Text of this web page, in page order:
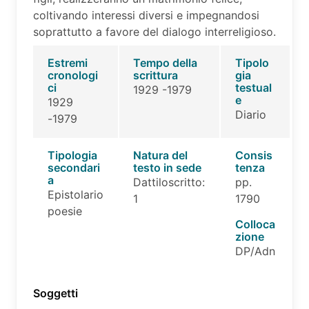
coltivando interessi diversi e impegnandosi
soprattutto a favore del dialogo interreligioso.
Estremi
cronologi
ci
1929
-1979
Tempo della
scrittura
1929 -1979
Tipolo
gia
testual
e
Diario
Tipologia
secondari
a
Epistolario
poesie
Natura del
testo in sede
Dattiloscritto:
1
Consis
tenza
pp.
1790
Colloca
zione
DP/Adn
Soggetti